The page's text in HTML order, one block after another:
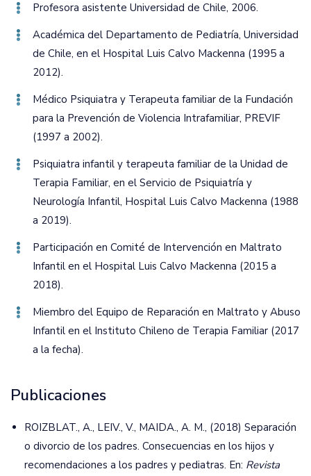
Profesora asistente Universidad de Chile‚ 2006.
Académica del Departamento de Pediatría‚ Universidad
de Chile‚ en el Hospital Luis Calvo Mackenna (1995 a
2012).
Médico Psiquiatra y Terapeuta familiar de la Fundación
para la Prevención de Violencia Intrafamiliar‚ PREVIF
(1997 a 2002).
Psiquiatra infantil y terapeuta familiar de la Unidad de
Terapia Familiar‚ en el Servicio de Psiquiatría y
Neurología Infantil‚ Hospital Luis Calvo Mackenna (1988
a 2019).
Participación en Comité de Intervención en Maltrato
Infantil en el Hospital Luis Calvo Mackenna (2015 a
2018).
Miembro del Equipo de Reparación en Maltrato y Abuso
Infantil en el Instituto Chileno de Terapia Familiar (2017
a la fecha).
Publicaciones
ROIZBLAT., A., LEIV., V., MAIDA., A. M., (2018) Separación
o divorcio de los padres. Consecuencias en los hijos y
recomendaciones a los padres y pediatras. En: Revista